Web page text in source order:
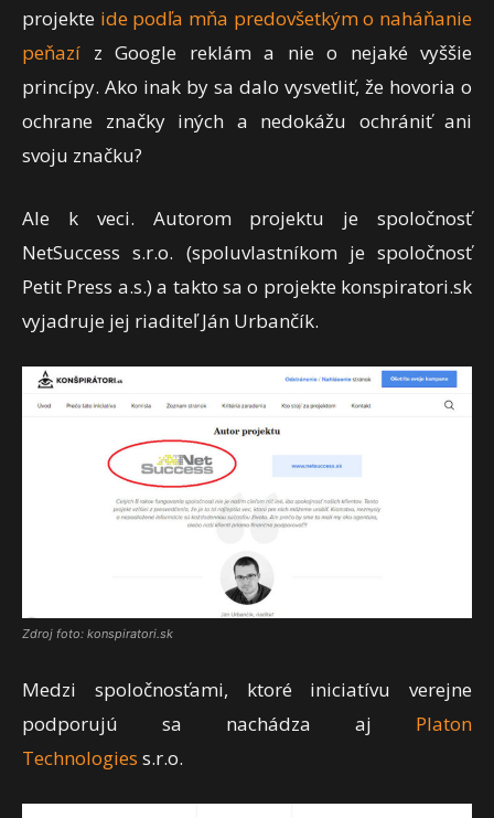
projekte ide podľa mňa predovšetkým o naháňanie
peňazí z Google reklám a nie o nejaké vyššie
princípy. Ako inak by sa dalo vysvetliť, že hovoria o
ochrane značky iných a nedokážu ochrániť ani
svoju značku?
Ale k veci. Autorom projektu je spoločnosť
NetSuccess s.r.o. (spoluvlastníkom je spoločnosť
Petit Press a.s.) a takto sa o projekte konspiratori.sk
vyjadruje jej riaditeľ Ján Urbančík.
Zdroj foto: konspiratori.sk
Medzi spoločnosťami, ktoré iniciatívu verejne
podporujú sa nachádza aj Platon
Technologies s.r.o.